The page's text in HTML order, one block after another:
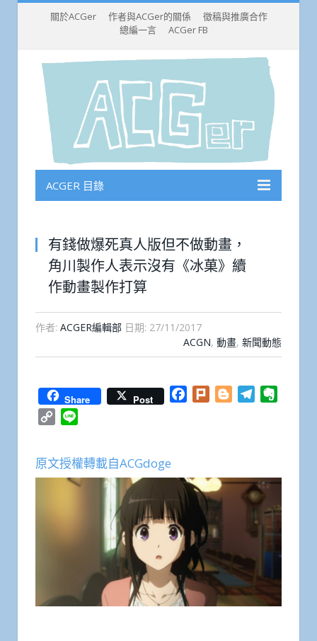
關於ACGer 作者與ACGer的關係
徵稿與推廣合作
總編一言
ACGer FB
ACGER 目錄
有錢做爆死真人版但不做動畫，
角川製作人表示沒有《冰菓》續
作動畫製作打算
作者: ACGER編輯部 日期: 27/11/2017
ACGN, 動畫, 新聞動態
Share Post Facebook
Plurk BloggerTelegram
Copy
原文授權轉載自ACGdoge